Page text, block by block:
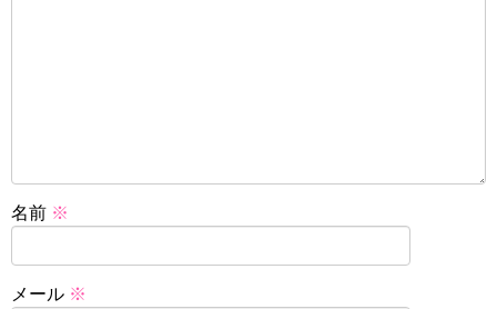
名前 ※
メール ※